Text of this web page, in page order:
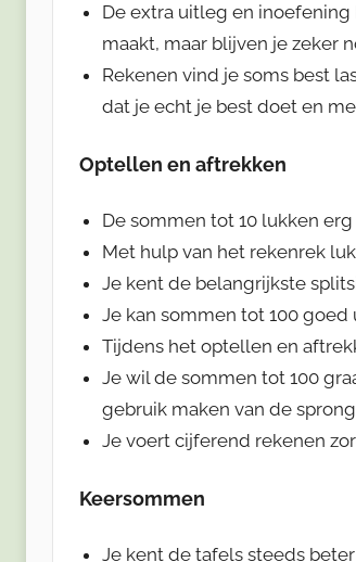
De extra uitleg en inoefening
maakt, maar blijven je zeker
Rekenen vind je soms best
dat je echt je best doet en
Optellen en aftrekken
De sommen tot 10 lukken
Met hulp van het rekenrek
Je kent de belangrijkste
Je kan sommen tot 100
Tijdens het optellen en
Je wil de sommen tot 100
gebruik maken van de
Je voert cijferend rekenen
Keersommen
Je kent de tafels steeds